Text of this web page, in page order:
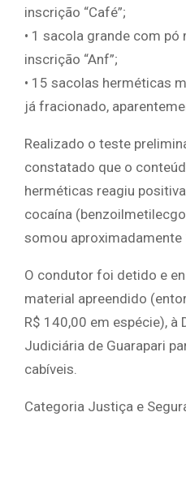
inscrição “Café”;
• 1 sacola grande com pó
inscrição “Anf”;
• 15 sacolas herméticas
já fracionado,
Realizado o teste
constatado que o
herméticas reagiu
cocaína
somou aproximadamente
O condutor foi detido e
material apreendido
R$ 140,00 em espécie), à
Judiciária de Guarapari
cabíveis.
Categoria Justiça e